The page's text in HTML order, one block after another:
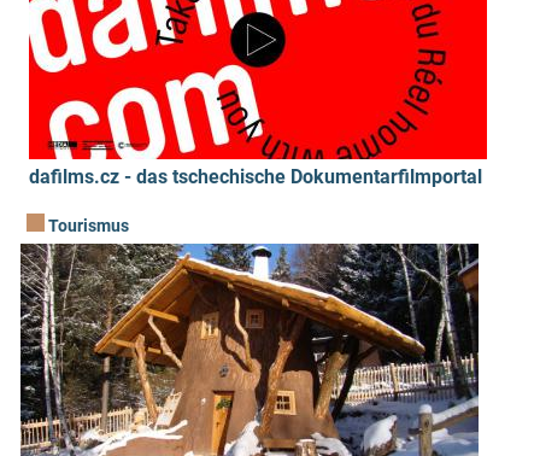
dafilms.cz - das tschechische Dokumentarfilmportal
Tourismus